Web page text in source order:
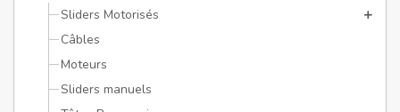
Sliders Motorisés
Câbles
Moteurs
Sliders manuels